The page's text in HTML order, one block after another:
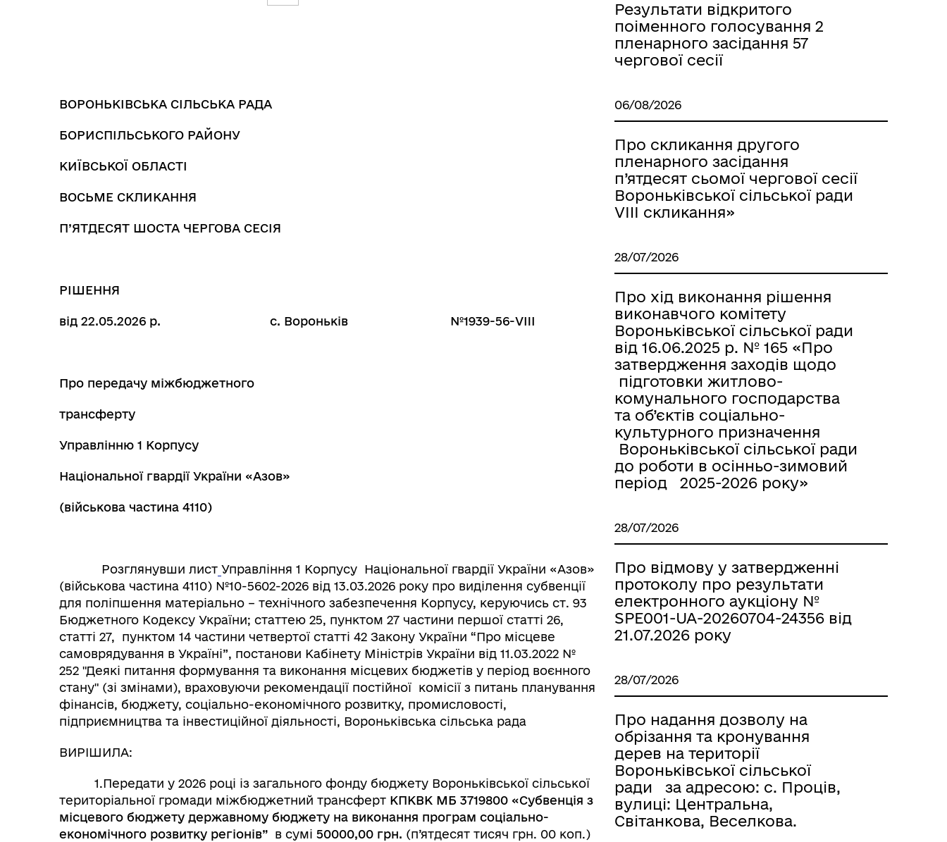
ВОРОНЬКІВСЬКА СІЛЬСЬКА РАДА
БОРИСПІЛЬСЬКОГО РАЙОНУ
КИЇВСЬКОЇ ОБЛАСТІ
ВОСЬМЕ СКЛИКАННЯ
П’ЯТДЕСЯТ ШОСТА ЧЕРГОВА СЕСІЯ
РІШЕННЯ
від 22.05.2026 р. с. Вороньків №1939-56-VIII
Про передачу міжбюджетного
трансферту
Управлінню 1 Корпусу
Національної гвардії України «Азов»
(військова частина 4110)
Розглянувши лист Управління 1 Корпусу Національної гвардії України «Азов»
(військова частина 4110) №10-5602-2026 від 13.03.2026 року про виділення субвенції
для поліпшення матеріально – технічного забезпечення Корпусу, керуючись ст. 93
Бюджетного Кодексу України; статтею 25, пунктом 27 частини першої статті 26,
статті 27, пунктом 14 частини четвертої статті 42 Закону України “Про місцеве
самоврядування в Україні”, постанови Кабінету Міністрів України від 11.03.2022 №
252 "Деякі питання формування та виконання місцевих бюджетів у період воєнного
стану" (зі змінами), враховуючи рекомендації постійної комісії з питань планування
фінансів, бюджету, соціально-економічного розвитку, промисловості,
підприємництва та інвестиційної діяльності, Вороньківська сільська рада
ВИРІШИЛА:
1.Передати у 2026 році із загального фонду бюджету Вороньківської сільської
територіальної громади міжбюджетний трансферт КПКВК МБ 3719800 «Субвенція з
місцевого бюджету державному бюджету на виконання програм соціально-
економічного розвитку регіонів” в сумі 50000,00 грн. (п’ятдесят тисяч грн. 00 коп.)
Результати відкритого
поіменного голосування 2
пленарного засідання 57
чергової сесії
06/08/2026
Про скликання другого
пленарного засідання
п’ятдесят сьомої чергової сесії
Вороньківської сільської ради
VIIІ скликання»
28/07/2026
Про хід виконання рішення
виконавчого комітету
Вороньківської сільської ради
від 16.06.2025 р. № 165 «Про
затвердження заходів щодо
підготовки житлово-
комунального господарства
та об’єктів соціально-
культурного призначення
Вороньківської сільської ради
до роботи в осінньо-зимовий
період 2025-2026 року»
28/07/2026
Про відмову у затвердженні
протоколу про результати
електронного аукціону №
SPE001-UA-20260704-24356 від
21.07.2026 року
28/07/2026
Про надання дозволу на
обрізання та кронування
дерев на території
Вороньківської сільської
ради за адресою: с. Проців,
вулиці: Центральна,
Світанкова, Веселкова.